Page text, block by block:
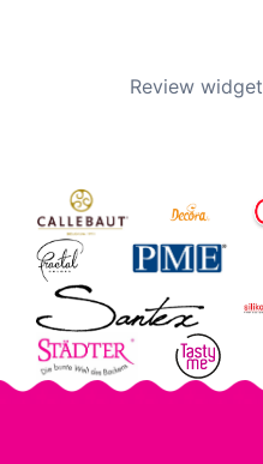
Review widget